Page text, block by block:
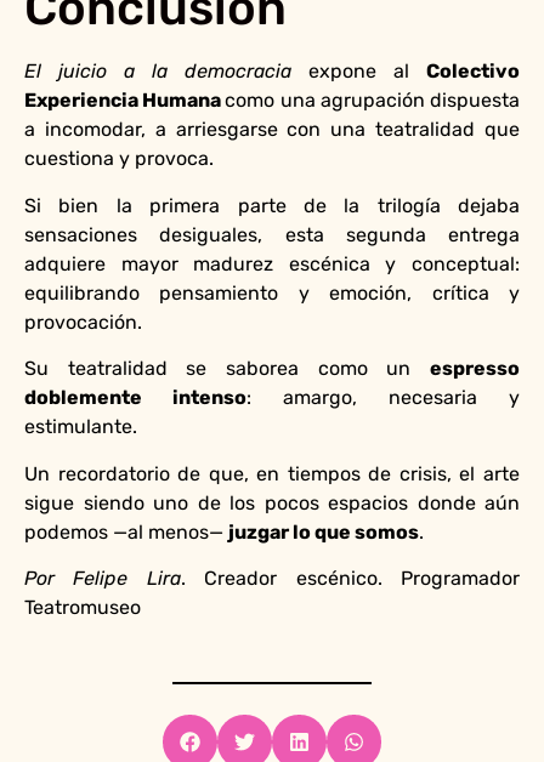
El juicio a la democracia expone al Colectivo
Experiencia Humanacomo una agrupación dispuesta
a incomodar, a arriesgarse con una teatralidad que
cuestiona y provoca.
Si bien la primera parte de la trilogía dejaba
sensaciones desiguales, esta segunda entrega
adquiere mayor madurez escénica y conceptual:
equilibrando pensamiento y emoción, crítica y
provocación.
Su teatralidad se saborea como un espresso
doblemente intenso: amargo, necesaria y
estimulante.
Un recordatorio de que, en tiempos de crisis, el arte
sigue siendo uno de los pocos espacios donde aún
podemos —al menos— juzgar lo que somos.
Por Felipe Lira. Creador escénico. Programador
Teatromuseo